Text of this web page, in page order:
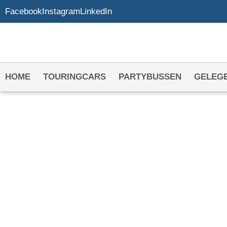
FacebookInstagramLinkedIn
HOME TOURINGCARS PARTYBUSSEN